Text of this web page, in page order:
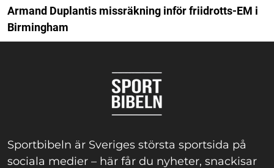
Armand Duplantis missräkning inför friidrotts-EM i
Birmingham
Sportbibeln är Sveriges största sportsida på
sociala medier – här får du nyheter, snackisar